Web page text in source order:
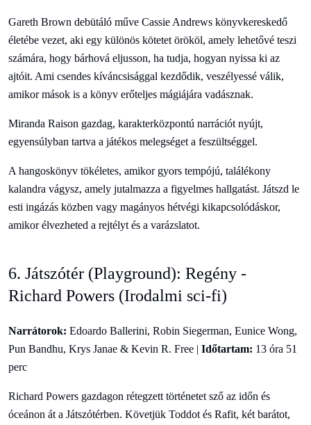
Gareth Brown debütáló műve Cassie Andrews könyvkereskedő
életébe vezet, aki egy különös kötetet örököl, amely lehetővé teszi
számára, hogy bárhová eljusson, ha tudja, hogyan nyissa ki az
ajtóit. Ami csendes kíváncsisággal kezdődik, veszélyessé válik,
amikor mások is a könyv erőteljes mágiájára vadásznak.
Miranda Raison gazdag, karakterközpontú narrációt nyújt,
egyensúlyban tartva a játékos melegséget a feszültséggel.
A hangoskönyv tökéletes, amikor gyors tempójú, találékony
kalandra vágysz, amely jutalmazza a figyelmes hallgatást. Játszd le
esti ingázás közben vagy magányos hétvégi kikapcsolódáskor,
amikor élvezheted a rejtélyt és a varázslatot.
6. Játszótér (Playground): Regény -
Richard Powers (Irodalmi sci-fi)
Narrátorok: Edoardo Ballerini, Robin Siegerman, Eunice Wong,
Pun Bandhu, Krys Janae & Kevin R. Free | Időtartam: 13 óra 51
perc
Richard Powers gazdagon rétegzett történetet sző az időn és
óceánon át a Játszótérben. Követjük Toddot és Rafit, két barátot,